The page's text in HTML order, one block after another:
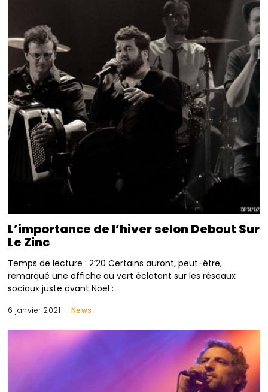
L’importance de l’hiver selon Debout Sur
Le Zinc
Temps de lecture : 2’20 Certains auront, peut-être,
remarqué une affiche au vert éclatant sur les réseaux
sociaux juste avant Noël :
6 janvier 2021 News